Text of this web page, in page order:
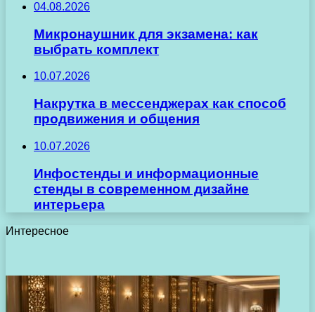
04.08.2026
Микронаушник для экзамена: как
выбрать комплект
10.07.2026
Накрутка в мессенджерах как способ
продвижения и общения
10.07.2026
Инфостенды и информационные
стенды в современном дизайне
интерьера
Интересное